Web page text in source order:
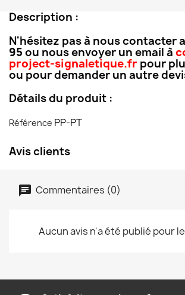
Description :
N'hésitez pas à nous contacter
95 ou nous envoyer un email à
project-signaletique.fr pour
ou pour demander un autre
Détails du produit :
Référence PP-PT
Avis clients
Commentaires (0)
Aucun avis n'a été publié pour